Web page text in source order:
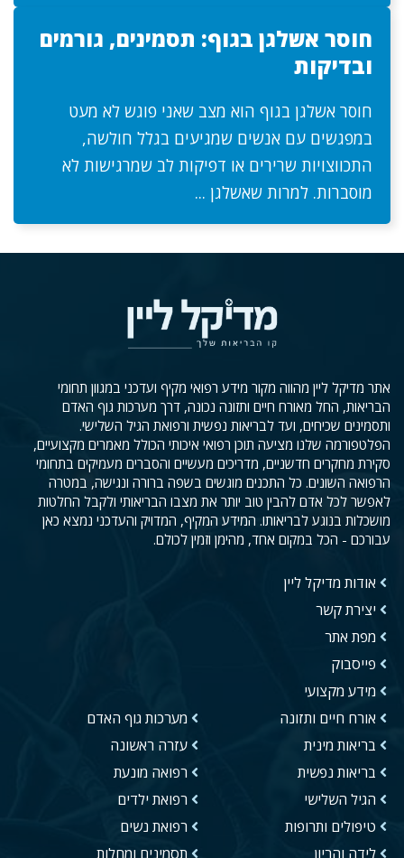
חוסר אשלגן בגוף: תסמינים, גורמים
ובדיקות
חוסר אשלגן בגוף הוא מצב שאני פוגש לא מעט
במפגשים עם אנשים שמגיעים בגלל חולשה,
התכווצויות שרירים או דפיקות לב שמרגישות לא
מוסברות. למרות שאשלגן ...
אתר מדיקל ליין מהווה מקור מידע רפואי מקיף ועדכני במגוון תחומי
הבריאות, החל מאורח חיים ותזונה נכונה, דרך מערכות גוף האדם
ותסמינים שכיחים, ועד לבריאות נפשית ורפואת הגיל השלישי.
הפלטפורמה שלנו מציעה תוכן רפואי איכותי הכולל מאמרים מקצועיים,
סקירת מחקרים חדשניים, מדריכים מעשיים והסברים מעמיקים בתחומי
הרפואה השונים. כל התכנים מוגשים בשפה ברורה ונגישה, במטרה
לאפשר לכל אדם להבין טוב יותר את מצבו הבריאותי ולקבל החלטות
מושכלות בנוגע לבריאותו. המידע המקיף, המדויק והעדכני נמצא כאן
עבורכם - הכל במקום אחד, מהימן וזמין לכולם.
אודות מדיקל ליין
יצירת קשר
מפת אתר
פייסבוק
מידע מקצועי
אורח חיים ותזונה
בריאות מינית
בריאות נפשית
הגיל השלישי
טיפולים ותרופות
לידה והריון
מערכות גוף האדם
עזרה ראשונה
רפואה מונעת
רפואת ילדים
רפואת נשים
תסמינים ומחלות